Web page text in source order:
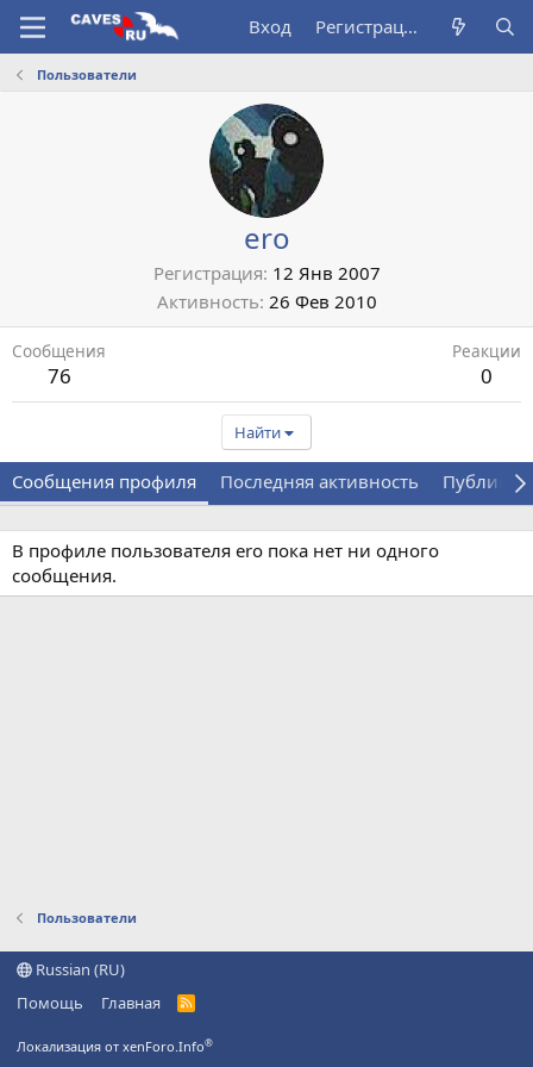
Вход Регистрация
Пользователи
ero
Регистрация 12 Янв 2007
Активность 26 Фев 2010
Сообщения
76
Реакции
0
Найти
Сообщения профиля Последняя активность
В профиле пользователя ero пока нет ни одного
сообщения.
Пользователи
Russian (RU)
Помощь
Главная
R
Локализация от xenForo.Info®